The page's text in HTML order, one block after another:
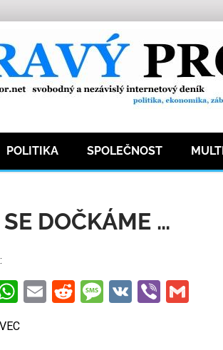
POLITIKA SPOLEČNOST
DOČKÁME …
WhatsApp
EmailRedditMessage
VKViber